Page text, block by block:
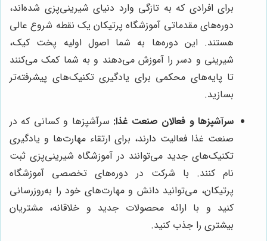
برای افرادی که به تازگی وارد دنیای شیرینی‌پزی شده‌اند،
دوره‌های مقدماتی آموزشگاه پرتیکان یک نقطه شروع عالی
هستند. این دوره‌ها به شما اصول اولیه پخت کیک،
شیرینی و دسر را آموزش می‌دهند و به شما کمک می‌کنند
تا پایه‌های محکمی برای یادگیری تکنیک‌های پیشرفته‌تر
بسازید.
سرآشپزها و فعالان صنعت غذا: سرآشپزها و کسانی که در
صنعت غذا فعالیت دارند، برای ارتقاء مهارت‌ها و یادگیری
تکنیک‌های جدید می‌توانند در آموزشگاه شیرینی‌پزی ثبت
نام کنند. با شرکت در دوره‌های تخصصی آموزشگاه
پرتیکان، می‌توانید دانش و مهارت‌های خود را به‌روزرسانی
کنید و با ارائه محصولات جدید و خلاقانه، مشتریان
بیشتری را جذب کنید.